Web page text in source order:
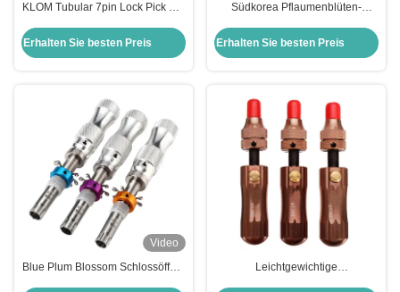
KLOM Tubular 7pin Lock Pick Set
Schnellöffnungswerkzeug
Erhalten Sie besten Preis
Südkorea Pflaumenblüten-
Schnellöffnungs-Set 3 Sets Rot
Verkaufseinheiten Einzelartikel
Erhalten Sie besten Preis
Video
Blue Plum Blossom Schlossöffner
Leichtgewichtige